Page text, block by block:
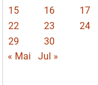
15
16 17
22
23 24
29
30
« Mai
Jul »